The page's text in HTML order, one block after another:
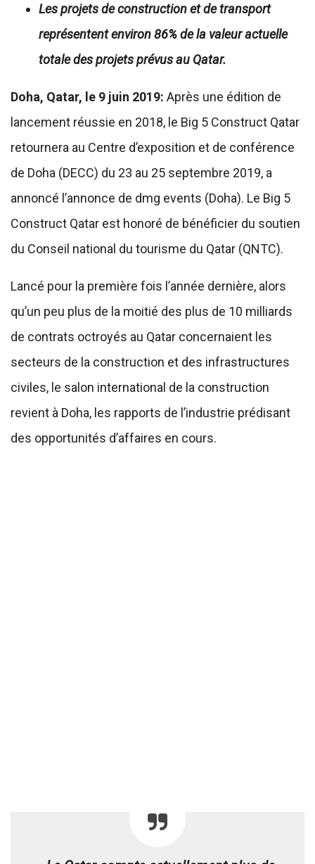
Les projets de construction et de transport
représentent environ 86% de la valeur actuelle
totale des projets prévus au Qatar.
Doha, Qatar, le 9 juin 2019: Après une édition de
lancement réussie en 2018, le Big 5 Construct Qatar
retournera au Centre d’exposition et de conférence
de Doha (DECC) du 23 au 25 septembre 2019, a
annoncé l’annonce de dmg events (Doha). Le Big 5
Construct Qatar est honoré de bénéficier du soutien
du Conseil national du tourisme du Qatar (QNTC).
Lancé pour la première fois l’année dernière, alors
qu’un peu plus de la moitié des plus de 10 milliards
de contrats octroyés au Qatar concernaient les
secteurs de la construction et des infrastructures
civiles, le salon international de la construction
revient à Doha, les rapports de l’industrie prédisant
des opportunités d’affaires en cours.